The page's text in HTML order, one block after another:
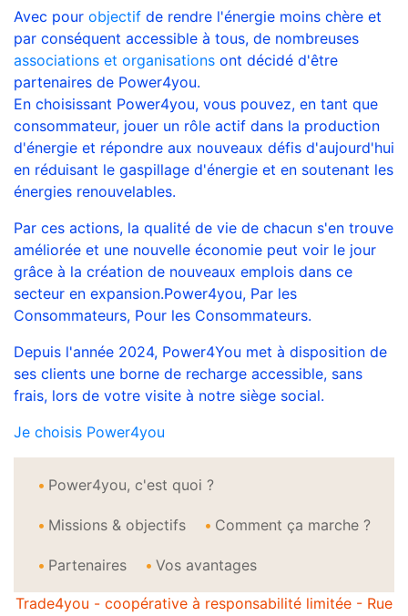
Avec pour objectif de rendre l'énergie moins chère et
par conséquent accessible à tous, de nombreuses
associations et organisations ont décidé d'être
partenaires de Power4you.
En choisissant Power4you, vous pouvez, en tant que
consommateur, jouer un rôle actif dans la production
d'énergie et répondre aux nouveaux défis d'aujourd'hui
en réduisant le gaspillage d'énergie et en soutenant les
énergies renouvelables.
Par ces actions, la qualité de vie de chacun s'en trouve
améliorée et une nouvelle économie peut voir le jour
grâce à la création de nouveaux emplois dans ce
secteur en expansion.Power4you, Par les
Consommateurs, Pour les Consommateurs.
Depuis l'année 2024, Power4You met à disposition de
ses clients une borne de recharge accessible, sans
frais, lors de votre visite à notre siège social.
Je choisis Power4you
Power4you, c'est quoi ?
Missions & objectifs Comment ça marche ?
Partenaires Vos avantages
Trade4you - coopérative à responsabilité limitée - Rue